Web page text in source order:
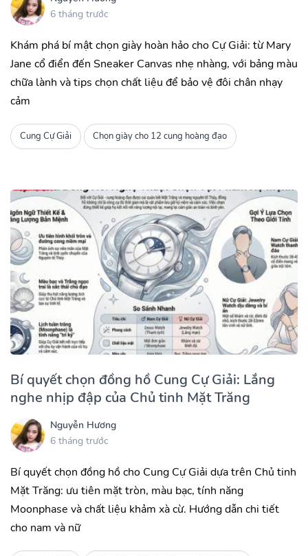
6 tháng trước
Khám phá bí mật chọn giày hoàn hảo cho Cự Giải: từ Mary
Jane cổ điển đến Sneaker Canvas nhẹ nhàng, với bảng màu
chữa lành và tips chọn chất liệu để bảo vệ đôi chân nhạy
cảm
Cung Cự Giải Chọn giày cho 12 cung hoàng đạo
Bí quyết chọn đồng hồ Cung Cự Giải: Lắng
nghe nhịp đập của Chủ tinh Mặt Trăng
Nguyễn Hương
6 tháng trước
Bí quyết chọn đồng hồ cho Cung Cự Giải dựa trên Chủ tinh
Mặt Trăng: ưu tiên mặt tròn, màu bạc, tính năng
Moonphase và chất liệu khảm xà cừ. Hướng dẫn chi tiết
cho nam và nữ